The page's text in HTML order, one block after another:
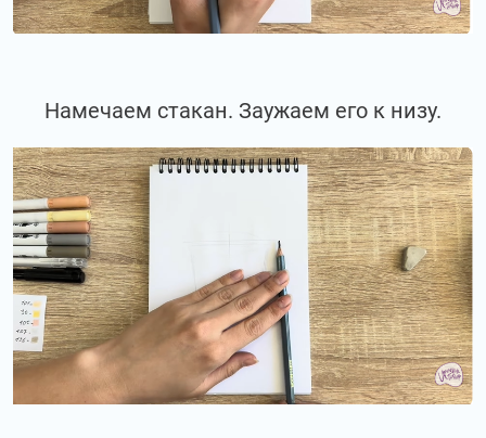
Намечаем стакан. Заужаем его к низу.